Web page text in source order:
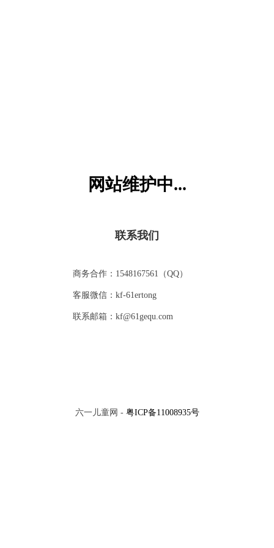
网站维护中...
联系我们
商务合作：1548167561（QQ）
客服微信：kf-61ertong
联系邮箱：kf@61gequ.com
六一儿童网 - 粤ICP备11008935号